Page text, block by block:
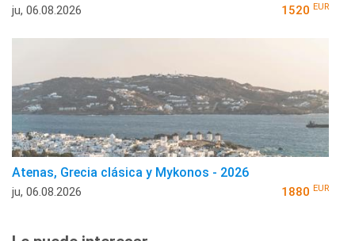
ju, 06.08.2026 1520 EUR
Atenas, Grecia clásica y Mykonos - 2026
ju, 06.08.2026 1880 EUR